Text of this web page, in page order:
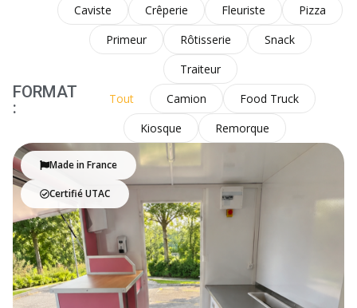
Caviste
Crêperie Fleuriste
Pizza
Primeur
Rôtisserie
Snack
Traiteur
FORMAT
:
Camion
Food Truck
Kiosque
Remorque
Tout
Made in France
Certifié UTAC